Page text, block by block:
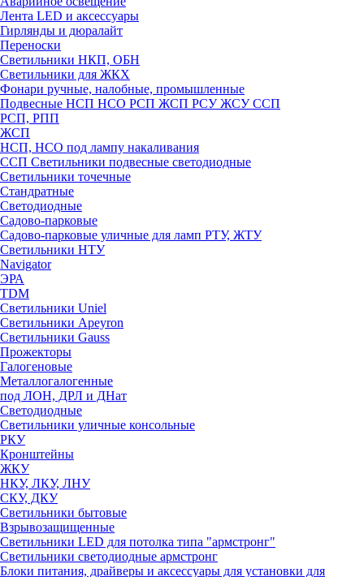
Лента LED и аксессуары
Гирлянды и дюралайт
Переноски
Светильники НКП, ОБН
Светильники для ЖКХ
Фонари ручные, налобные, промышленные
Подвесные НСП НСО РСП ЖСП РСУ ЖСУ ССП
РСП, РПП
ЖСП
НСП, НСО под лампу накаливания
ССП Светильники подвесные светодиодные
Светильники точечные
Стандратные
Светодиодные
Садово-парковые
Садово-парковые уличные для ламп РТУ, ЖТУ
Светильники НТУ
Navigator
ЭРА
TDM
Светильники Uniel
Светильники Apeyron
Светильники Gauss
Прожекторы
Галогеновые
Металлогалогенные
под ЛОН, ДРЛ и ДНат
Светодиодные
Светильники уличные консольные
РКУ
Кронштейны
ЖКУ
НКУ, ЛКУ, ЛНУ
СКУ, ДКУ
Светильники бытовые
Взрывозащищенные
Светильники LED для потолка типа "армстронг"
Светильники светодиодные армстронг
Блоки питания, драйверы и аксессуары для установки для